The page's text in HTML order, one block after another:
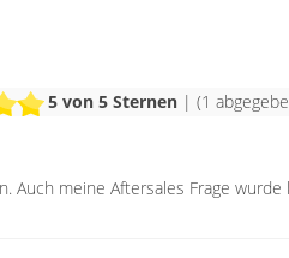
5von 5 Sternen | (1
Auch meine Aftersales Frage